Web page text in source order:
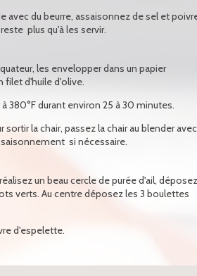
avec du beurre, assaisonnez de sel et
plus qu'à les servir.
les envelopper dans un papier
filet d'huile d'olive.
380°F durant environ 25 à 30 minutes.
sortir la chair, passez la chair au blender avec
si nécessaire.
un beau cercle de purée d'ail, déposez
verts. Au centre déposez les 3 boulettes
d'espelette.